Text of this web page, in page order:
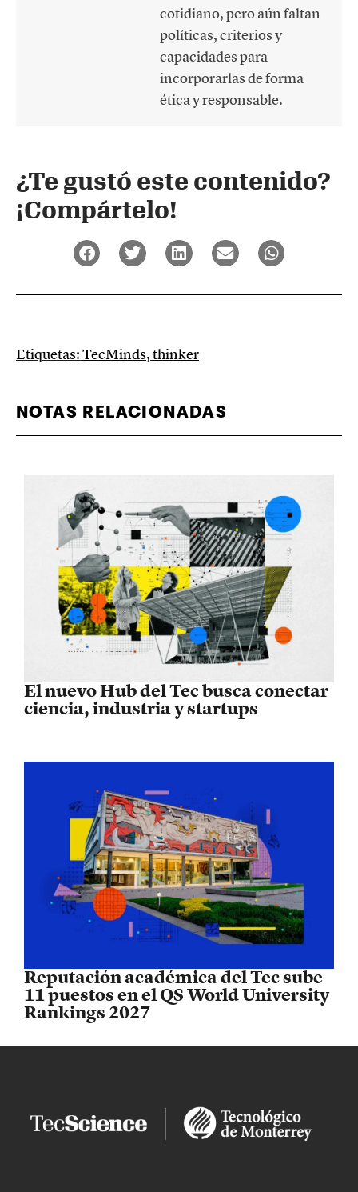
cotidiano, pero aún faltan
políticas, criterios y
capacidades para
incorporarlas de forma
ética y responsable.
¿Te gustó este contenido?
¡Compártelo!
Etiquetas:TecMinds,thinker
NOTAS RELACIONADAS
El nuevo Hub del Tec busca conectar
ciencia, industria y startups
Reputación académica del Tec sube
11 puestos en el QS World University
Rankings 2027